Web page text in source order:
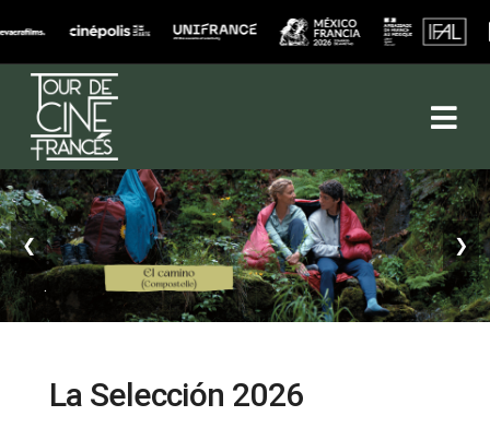
.
.
❮ ❯
La Selección 2026